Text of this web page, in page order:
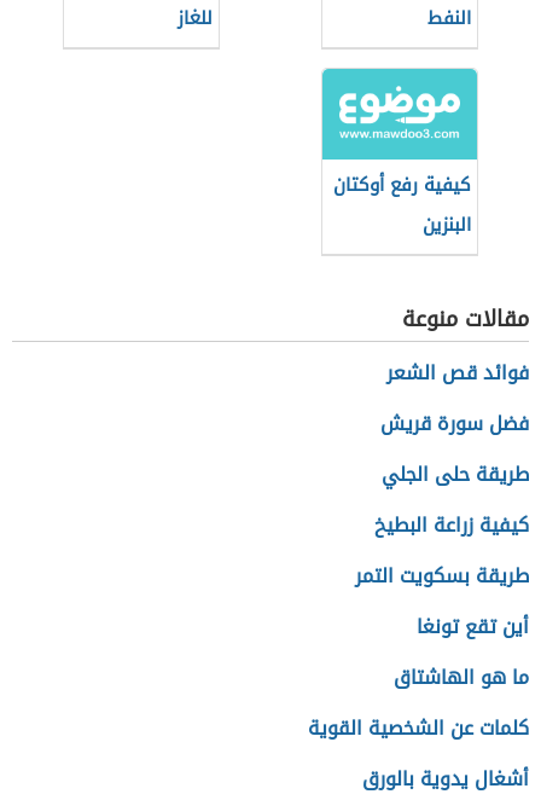
النفط
للغاز
كيفية رفع أوكتان
البنزين
مقالات منوعة
فوائد قص الشعر
فضل سورة قريش
طريقة حلى الجلي
كيفية زراعة البطيخ
طريقة بسكويت التمر
أين تقع تونغا
ما هو الهاشتاق
كلمات عن الشخصية القوية
أشغال يدوية بالورق